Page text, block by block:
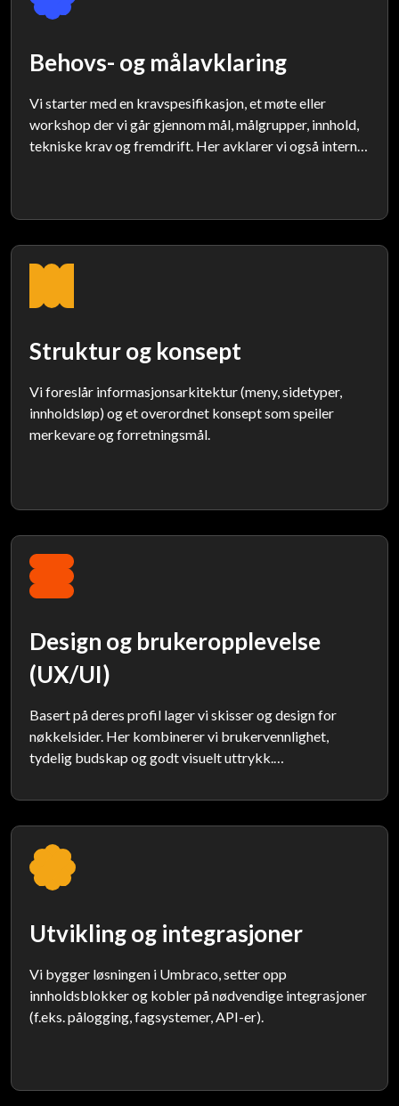
Behovs- og målavklaring
Vi starter med en kravspesifikasjon, et møte eller
workshop der vi går gjennom mål, målgrupper, innhold,
tekniske krav og fremdrift. Her avklarer vi også intern
Struktur og konsept
Vi foreslår informasjonsarkitektur (meny, sidetyper,
innholdsløp) og et overordnet konsept som speiler
merkevare og forretningsmål.
Design og brukeropplevelse
(UX/UI)
Basert på deres profil lager vi skisser og design for
nøkkelsider. Her kombinerer vi brukervennlighet,
tydelig budskap og godt visuelt uttrykk.
For enklere prosjekter kan vi ta utgangspunkt i ferdige
designtema (f.eks. Uskinned) og tilpasse dem til dere.
Utvikling og integrasjoner
Vi bygger løsningen i Umbraco, setter opp
innholdsblokker og kobler på nødvendige integrasjoner
(f.eks. pålogging, fagsystemer, API-er).